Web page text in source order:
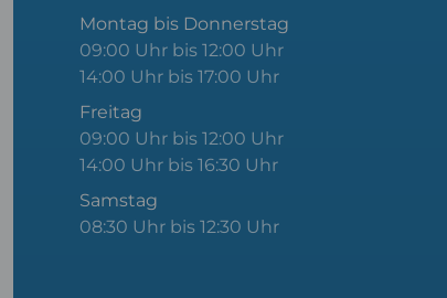
Montag bis Donnerstag
09:00 Uhr bis 12:00 Uhr
14:00 Uhr bis 17:00 Uhr
Freitag
09:00 Uhr bis 12:00 Uhr
14:00 Uhr bis 16:30 Uhr
Samstag
08:30 Uhr bis 12:30 Uhr